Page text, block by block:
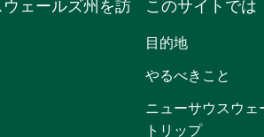
ェールズ州を訪
このサイトでは
目的地
やるべきこと
ニューサウスウェ
トリップ